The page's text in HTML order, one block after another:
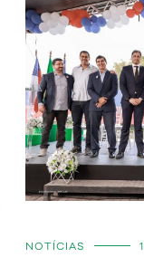
NOTÍCIAS